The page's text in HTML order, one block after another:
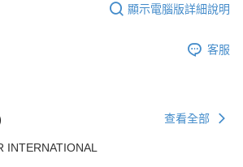
先徵得法定代理人或監護人之同意方可使用
付」時，將依據個別帳號之用戶狀況，依本公司即
有權停止該用戶之使用額度並採取法律行動。
顯示電腦版詳細說明
客服
查看全部
INTERNATIONAL